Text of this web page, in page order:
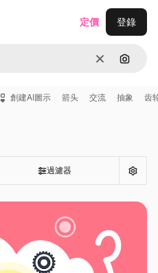
清除 通過圖
定價 登錄
創建AI圖示 箭头 交流 抽象 齿
過濾器